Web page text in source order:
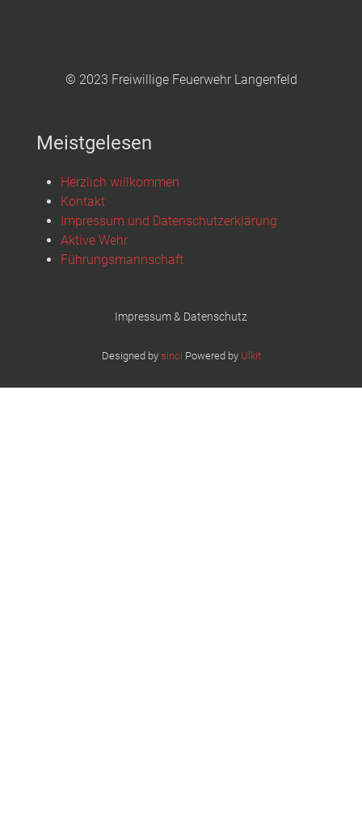
© 2023 Freiwillige Feuerwehr Langenfeld
Meistgelesen
Herzlich willkommen
Kontakt
Impressum und Datenschutzerklärung
Aktive Wehr
Führungsmannschaft
Impressum & Datenschutz
Designed by sinci Powered by Ulkit